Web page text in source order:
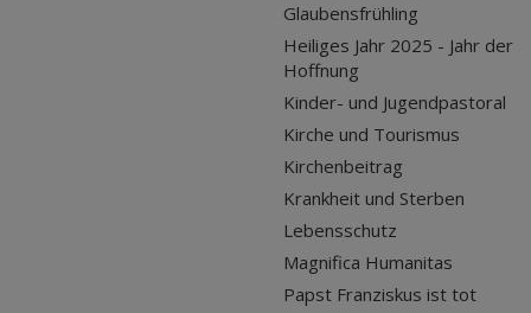
Glaubensfrühling
Heiliges Jahr 2025 - Jahr der
Hoffnung
Kinder- und Jugendpastoral
Kirche und Tourismus
Kirchenbeitrag
Krankheit und Sterben
Lebensschutz
Magnifica Humanitas
Papst Franziskus ist tot